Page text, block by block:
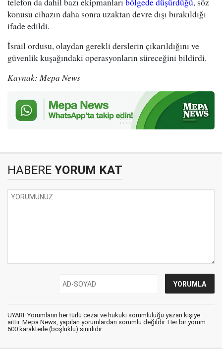
konusu cihazın daha sonra uzaktan devre dışı bırakıldığı
ifade edildi.
İsrail ordusu, olaydan gerekli derslerin çıkarıldığını ve
güvenlik kuşağındaki operasyonların süreceğini bildirdi.
Kaynak: Mepa News
HABERE YORUM KAT
UYARI: Yorumların her türlü cezai ve hukuki sorumluluğu yazan kişiye
aittir. Mepa News, yapılan yorumlardan sorumlu değildir. Her bir yorum
600 karakterle (boşluklu) sınırlıdır.